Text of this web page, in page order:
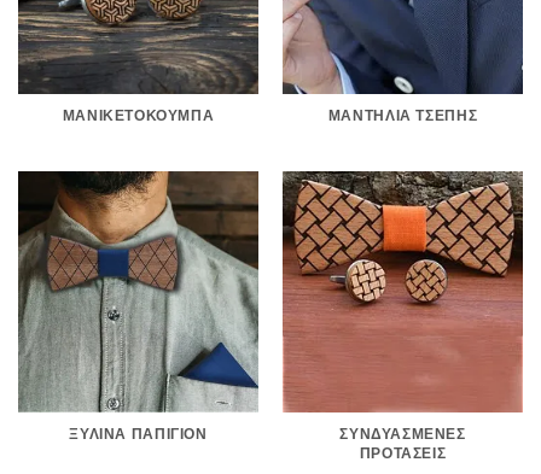
ΜΑΝΙΚΕΤΌΚΟΥΜΠΑ ΜΑΝΤΉΛΙΑ ΤΣΈΠΗΣ
ΞΎΛΙΝΑ ΠΑΠΙΓΙΌΝ
ΣΥΝΔΥΑΣΜΈΝΕΣ
ΠΡΟΤΆΣΕΙΣ